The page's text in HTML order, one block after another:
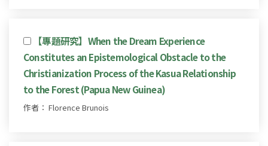
【專題研究】When the Dream Experience
Constitutes an Epistemological Obstacle to the
Christianization Process of the Kasua Relationship
to the Forest (Papua New Guinea)
作者： Florence Brunois